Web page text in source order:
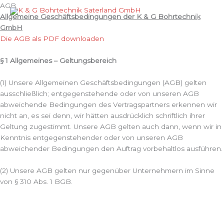
Zum
Inhalt
springen
AGB
Allgemeine Geschäftsbedingungen der K & G Bohrtechnik
GmbH
Die AGB als PDF downloaden
§ 1 Allgemeines – Geltungsbereich
(1) Unsere Allgemeinen Geschäftsbedingungen (AGB) gelten
ausschließlich; entgegenstehende oder von unseren AGB
abweichende Bedingungen des Vertragspartners erkennen wir
nicht an, es sei denn, wir hätten ausdrücklich schriftlich ihrer
Geltung zugestimmt. Unsere AGB gelten auch dann, wenn wir in
Kenntnis entgegenstehender oder von unseren AGB
abweichender Bedingungen den Auftrag vorbehaltlos ausführen.
(2) Unsere AGB gelten nur gegenüber Unternehmern im Sinne
von § 310 Abs. 1 BGB.